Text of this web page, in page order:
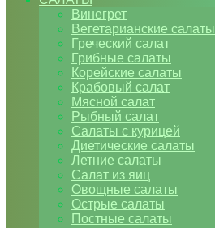
Винегрет
Вегетарианские салаты
Греческий салат
Грибные салаты
Корейские салаты
Крабовый салат
Мясной салат
Рыбный салат
Салаты с курицей
Диетические салаты
Летние салаты
Салат из яиц
Овощные салаты
Острые салаты
Постные салаты